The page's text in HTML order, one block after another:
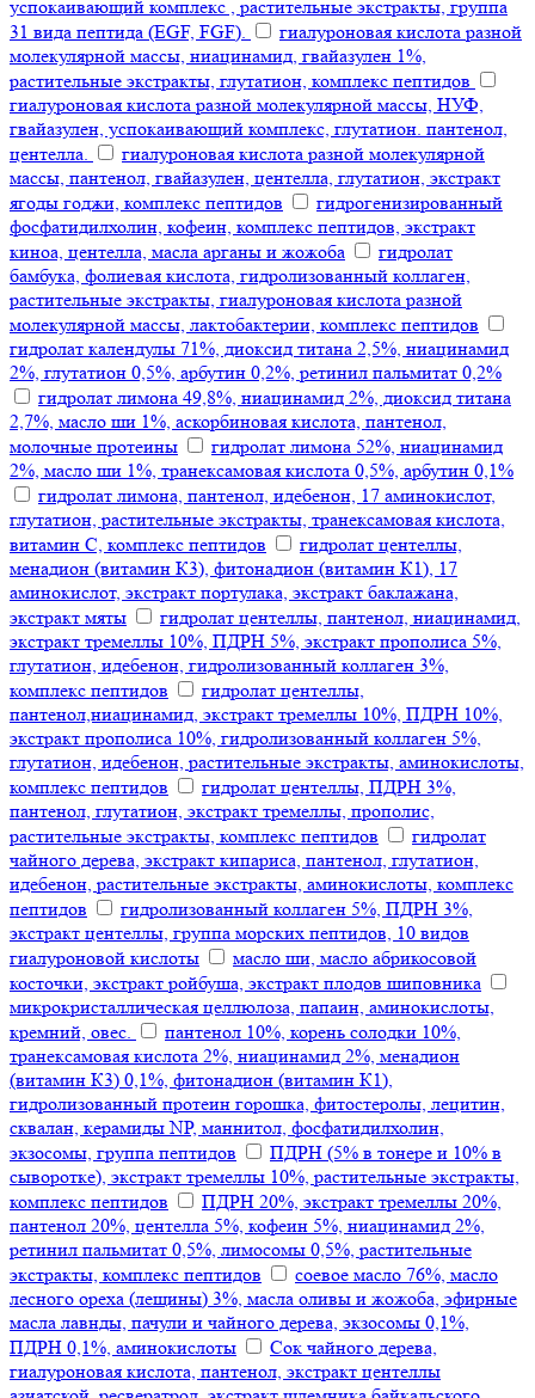
успокаивающий комплекс , растительные экстракты, группа
31 вида пептида (EGF, FGF).
гиалуроновая кислота разной
молекулярной массы, ниацинамид, гвайазулен 1%,
растительные экстракты, глутатион, комплекс пептидов
гиалуроновая кислота разной молекулярной массы, НУФ,
гвайазулен, успокаивающий комплекс, глутатион. пантенол,
центелла.
гиалуроновая кислота разной молекулярной
массы, пантенол, гвайазулен, центелла, глутатион, экстракт
ягоды годжи, комплекс пептидов
гидрогенизированный
фосфатидилхолин, кофеин, комплекс пептидов, экстракт
киноа, центелла, масла арганы и жожоба
гидролат
бамбука, фолиевая кислота, гидролизованный коллаген,
растительные экстракты, гиалуроновая кислота разной
молекулярной массы, лактобактерии, комплекс пептидов
гидролат календулы 71%, диоксид титана 2,5%, ниацинамид
2%, глутатион 0,5%, арбутин 0,2%, ретинил пальмитат 0,2%
гидролат лимона 49,8%, ниацинамид 2%, диоксид титана
2,7%, масло ши 1%, аскорбиновая кислота, пантенол,
молочные протеины
гидролат лимона 52%, ниацинамид
2%, масло ши 1%, транексамовая кислота 0,5%, арбутин 0,1%
гидролат лимона, пантенол, идебенон, 17 аминокислот,
глутатион, растительные экстракты, транексамовая кислота,
витамин С, комплекс пептидов
гидролат центеллы,
менадион (витамин К3), фитонадион (витамин К1), 17
аминокислот, экстракт портулака, экстракт баклажана,
экстракт мяты
гидролат центеллы, пантенол, ниацинамид,
экстракт тремеллы 10%, ПДРН 5%, экстракт прополиса 5%,
глутатион, идебенон, гидролизованный коллаген 3%,
комплекс пептидов
гидролат центеллы,
пантенол,ниацинамид, экстракт тремеллы 10%, ПДРН 10%,
экстракт прополиса 10%, гидролизованный коллаген 5%,
глутатион, идебенон, растительные экстракты, аминокислоты,
комплекс пептидов
гидролат центеллы, ПДРН 3%,
пантенол, глутатион, экстракт тремеллы, прополис,
растительные экстракты, комплекс пептидов
гидролат
чайного дерева, экстракт кипариса, пантенол, глутатион,
идебенон, растительные экстракты, аминокислоты, комплекс
пептидов
гидролизованный коллаген 5%, ПДРН 3%,
экстракт центеллы, группа морских пептидов, 10 видов
гиалуроновой кислоты
масло ши, масло абрикосовой
косточки, экстракт ройбуша, экстракт плодов шиповника
микрокристаллическая целлюлоза, папаин, аминокислоты,
кремний, овес.
пантенол 10%, корень солодки 10%,
транексамовая кислота 2%, ниацинамид 2%, менадион
(витамин К3) 0,1%, фитонадион (витамин К1),
гидролизованный протеин горошка, фитостеролы, лецитин,
сквалан, керамиды NP, маннитол, фосфатидилхолин,
экзосомы, группа пептидов
ПДРН (5% в тонере и 10% в
сыворотке), экстракт тремеллы 10%, растительные экстракты,
комплекс пептидов
ПДРН 20%, экстракт тремеллы 20%,
пантенол 20%, центелла 5%, кофеин 5%, ниацинамид 2%,
ретинил пальмитат 0,5%, лимосомы 0,5%, растительные
экстракты, комплекс пептидов
соевое масло 76%, масло
лесного ореха (лещины) 3%, масла оливы и жожоба, эфирные
масла лавнды, пачули и чайного дерева, экзосомы 0,1%,
ПДРН 0,1%, аминокислоты
Сок чайного дерева,
гиалуроновая кислота, пантенол, экстракт центеллы